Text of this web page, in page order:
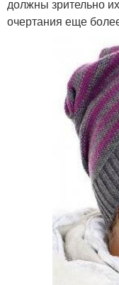
должны зрительно
очертания еще